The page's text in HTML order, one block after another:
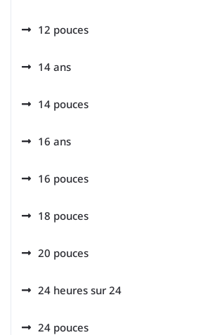
12 pouces
14 ans
14 pouces
16 ans
16 pouces
18 pouces
20 pouces
24 heures sur 24
24 pouces